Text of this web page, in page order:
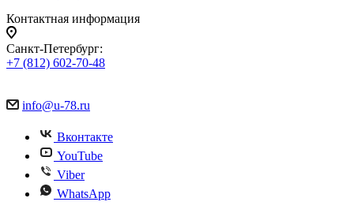
Контактная информация
Санкт-Петербург:
+7 (812) 602-70-48
info@u-78.ru
Вконтакте
YouTube
Viber
WhatsApp